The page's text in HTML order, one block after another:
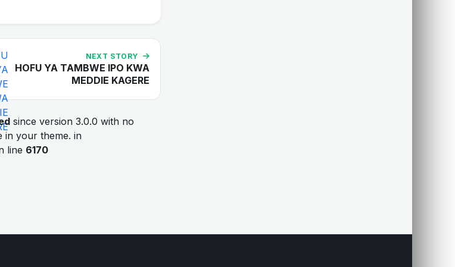
NEXT STORY
HOFU YA TAMBWE IPO KWA
MEDDIE KAGERE
since version 3.0.0 with no
in your theme. in
line 6170